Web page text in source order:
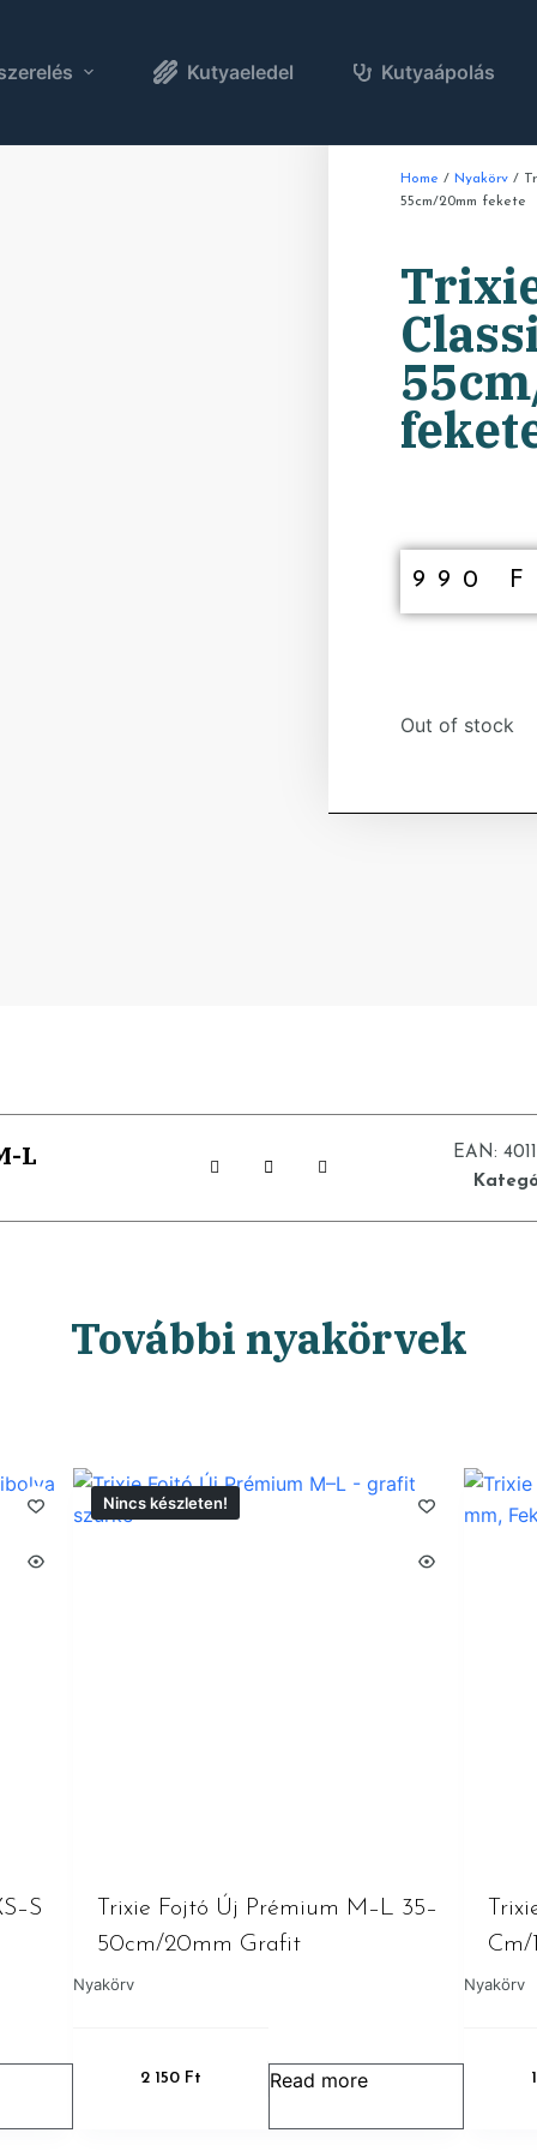
Kutyaeledel Kutyaápolás
Home / Nyakörv /
55cm/20mm fekete
990
Out of stock
L EAN:
További nyakörvek
Nincs készleten!
Trixie Fojtó Új Prémium M–L 35–
50cm/20mm Grafit
Nyakörv
2 150 Ft Read more
Cm/
Nyakörv